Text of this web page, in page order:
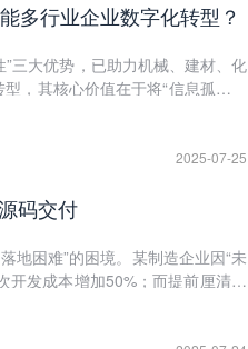
多行业企业数字化转型？
三大优势，已助力机械、建材、化
，其核心价值在于将“信息孤岛、
2025-07-25
码交付
地困难”的困境。某制造企业因“未
开发成本增加50%；而提前厘清需